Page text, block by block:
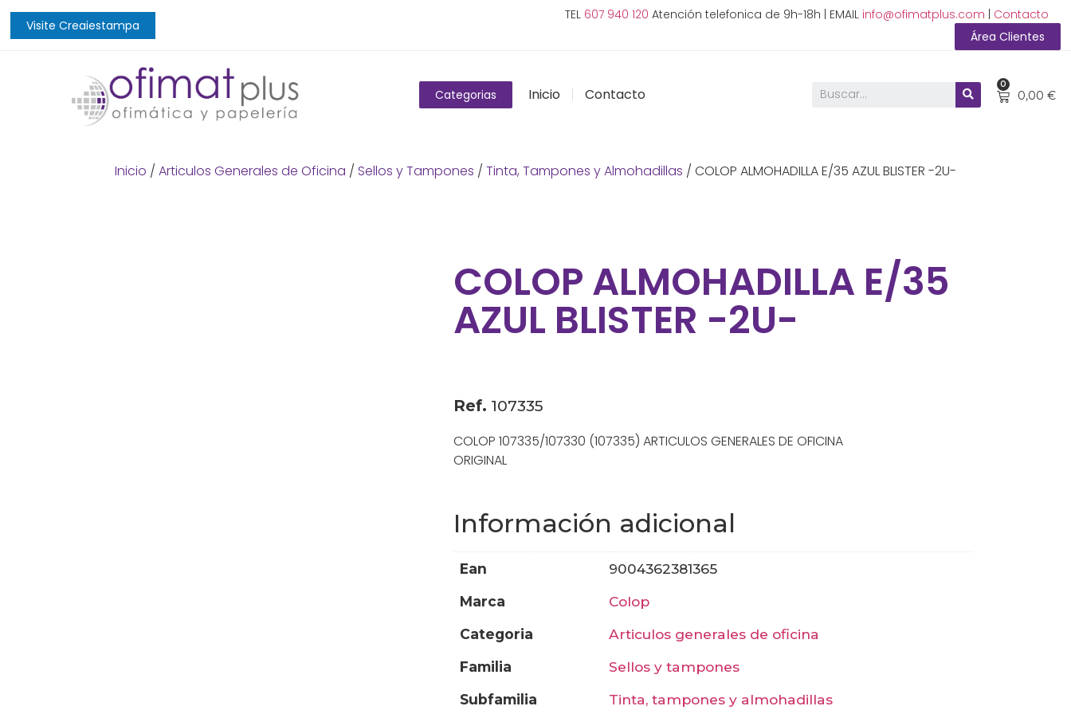
Visite Creaiestampa
TEL 607 940 120 Atención telefonica de 9h-18h | EMAIL info@ofimatplus.com
Contacto
Área Clientes
Categorias Inicio Contacto 0,00 €
0
Inicio / Articulos Generales de Oficina / Sellos y Tampones / Tinta, Tampones y Almohadillas / COLOP ALMOHADILLA E/35 AZUL BLISTER -2U-
COLOP ALMOHADILLA E/35
AZUL BLISTER -2U-
Ref. 107335
COLOP 107335/107330 (107335) ARTICULOS GENERALES DE OFICINA
ORIGINAL
Información adicional
ean
9004362381365
marca
colop
categoria
articulos generales de oficina
familia
sellos y tampones
subfamilia
tinta, tampones y almohadillas